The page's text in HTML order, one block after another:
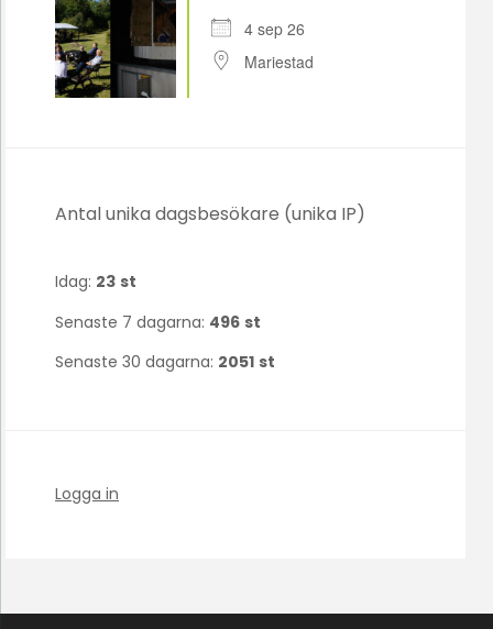
4 sep 26
Mariestad
Antal unika dagsbesökare (unika IP)
Idag: 23 st
Senaste 7 dagarna: 496 st
Senaste 30 dagarna: 2051 st
Logga in